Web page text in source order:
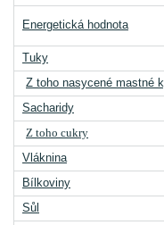
Energetická hodnota
Tuky
Z toho nasycené mastné
Sacharidy
Z toho cukry
Vláknina
Bílkoviny
Sůl